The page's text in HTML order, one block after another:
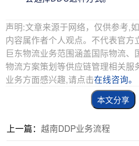
声明:文章来源于网络，仅供参考,
内容属作者个人观点。不代表官方
巨东物流业务范围涵盖国际物流、
物流方案策划等供应链管理相关服
业务方面感兴趣,请点击在线咨询。
本文分享
上一篇：越南DDP业务流程